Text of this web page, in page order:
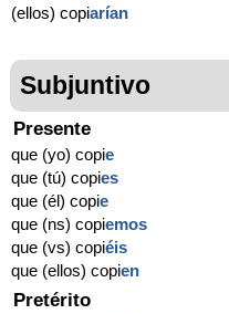
(ellos) copiarían
Subjuntivo
Presente
que (yo) copie
que (tú) copies
que (él) copie
que (ns) copiemos
que (vs) copiéis
que (ellos) copien
Pretérito